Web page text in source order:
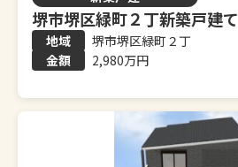
堺市堺区緑町２丁新築戸建て
堺市堺区緑町２丁
2,980万円